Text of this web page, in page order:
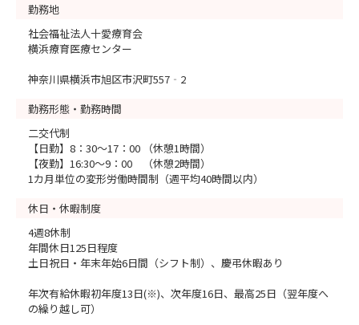
勤務地
社会福祉法人十愛療育会
横浜療育医療センター
神奈川県横浜市旭区市沢町557‐2
勤務形態・勤務時間
二交代制
【日勤】8：30～17：00 （休憩1時間）
【夜勤】16:30～9：00 （休憩2時間）
1カ月単位の変形労働時間制（週平均40時間以内）
休日・休暇制度
4週8休制
年間休日125日程度
土日祝日・年末年始6日間（シフト制）、慶弔休暇あり
年次有給休暇初年度13日(※)、次年度16日、最高25日（翌年度へ
の繰り越し可）